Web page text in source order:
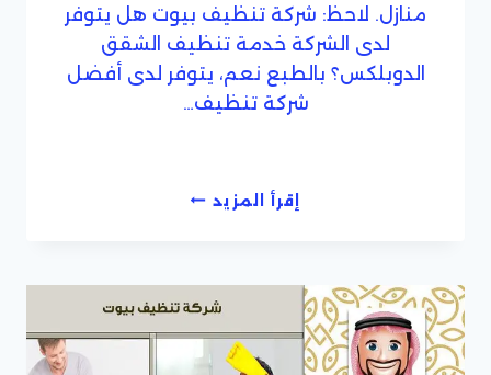
منازل. لاحظ: شركة تنظيف بيوت هل يتوفر
لدى الشركة خدمة تنظيف الشقق
الدوبلكس؟ بالطبع نعم، يتوفر لدى أفضل
شركة تنظيف…
إقرأ المزيدأفضل
ومنازل